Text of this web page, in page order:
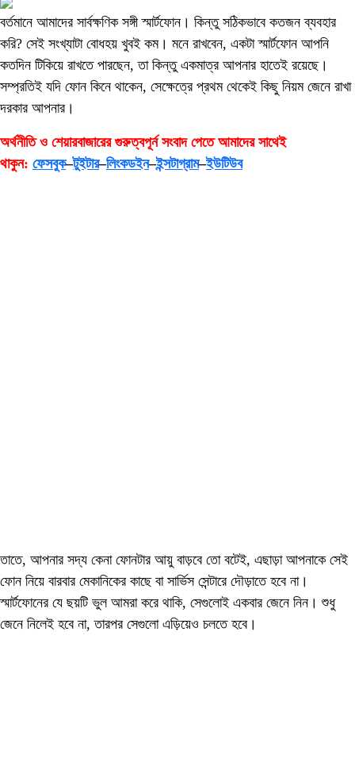
বর্তমানে আমাদের সার্বক্ষণিক সঙ্গী স্মার্টফোন। কিন্তু সঠিকভাবে কতজন ব্যবহার
করি? সেই সংখ্যাটা বোধহয় খুবই কম। মনে রাখবেন, একটা স্মার্টফোন আপনি
কতদিন টিকিয়ে রাখতে পারছেন, তা কিন্তু একমাত্র আপনার হাতেই রয়েছে।
সম্প্রতিই যদি ফোন কিনে থাকেন, সেক্ষেত্রে প্রথম থেকেই কিছু নিয়ম জেনে রাখা
দরকার আপনার।
অর্থনীতি ও শেয়ারবাজারের গুরুত্বপূর্ন সংবাদ পেতে আমাদের সাথেই
থাকুন: ফেসবুক–টুইটার–লিংকডইন–ইন্সটাগ্রাম–ইউটিউব
তাতে, আপনার সদ্য কেনা ফোনটার আয়ু বাড়বে তো বটেই, এছাড়া আপনাকে সেই
ফোন নিয়ে বারবার মেকানিকের কাছে বা সার্ভিস সেন্টারে দৌড়াতে হবে না।
স্মার্টফোনের যে ছয়টি ভুল আমরা করে থাকি, সেগুলোই একবার জেনে নিন। শুধু
জেনে নিলেই হবে না, তারপর সেগুলো এড়িয়েও চলতে হবে।